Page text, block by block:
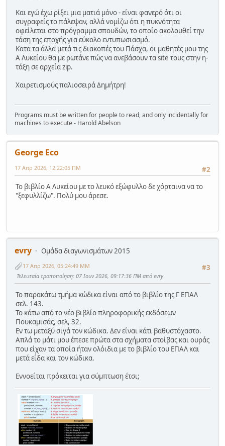
Και εγώ έχω ρίξει μια ματιά μόνο - είναι φανερό ότι οι
συγραφείς το πάλεψαν, αλλά νομίζω ότι η πυκνότητα
οφείλεται στο πρόγραμμα σπουδών, το οποίο ακολουθεί την
τάση της εποχής για εύκολο εντυπωσιασμό.
Κατα τα άλλα μετά τις διακοπές του Πάσχα, οι μαθητές μου της
Α Λυκείου θα με ρωτάνε πώς να ανεβάσουν τα site τους στην η-
τάξη σε αρχεία zip.
Χαιρετισμούς παλιοσειρά Δημήτρη!
Programs must be written for people to read, and only incidentally for
machines to execute - Harold Abelson
George Eco
#2
17 Απρ 2026, 12:22:05 ΠΜ
Το βιβλίο Α Λυκείου με το λευκό εξώφυλλο δε χόρταινα να το
"ξεφυλλίζω". Πολύ μου άρεσε.
evry
Ομάδα διαγωνισμάτων 2015
#3
17 Απρ 2026, 05:24:49 ΜΜ
Τελευταία τροποποίηση: 07 Ιουν 2026, 09:17:36 ΠΜ από evry
Το παρακάτω τμήμα κώδικα είναι από το βιβλίο της Γ ΕΠΑΛ
σελ. 143.
Το κάτω από το νέο βιβλίο πληροφορικής εκδόσεων
Πουκαμισάς, σελ, 32.
Εν τω μεταξύ σιγά τον κώδικα. Δεν είναι κάτι βαθυστόχαστο.
Απλά το μάτι μου έπεσε πρώτα στα σχήματα στοίβας και ουράς
που είχαν τα οποία ήταν ολόιδια με το βιβλίο του ΕΠΑΛ και
μετά είδα και τον κώδικα.
Εννοείται πρόκειται για σύμπτωση έτσι;